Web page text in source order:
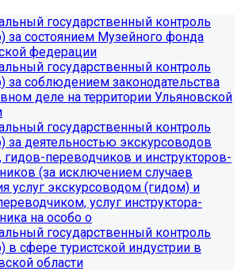
государственный контроль
за состоянием Музейного фонда
федерации
государственный контроль
за соблюдением законодательства
деле на территории Ульяновской
государственный контроль
за деятельностью экскурсоводов
гидов-переводчиков и инструкторов-
(за исключением случаев
услуг экскурсоводом (гидом) и
услуг инструктора-
на особо о
государственный контроль
в сфере туристской индустрии в
области